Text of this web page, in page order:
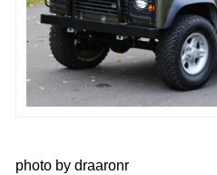
photo by draaronr